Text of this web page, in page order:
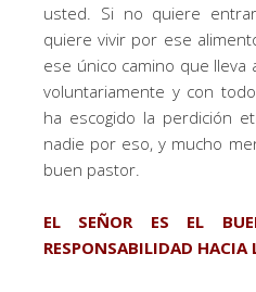
usted. Si no quiere
quiere vivir por ese
ese único camino que lleva
voluntariamente y con
ha escogido la perdición
nadie por eso, y mucho
buen pastor.
EL SEÑOR ES EL
RESPONSABILIDAD HACIA